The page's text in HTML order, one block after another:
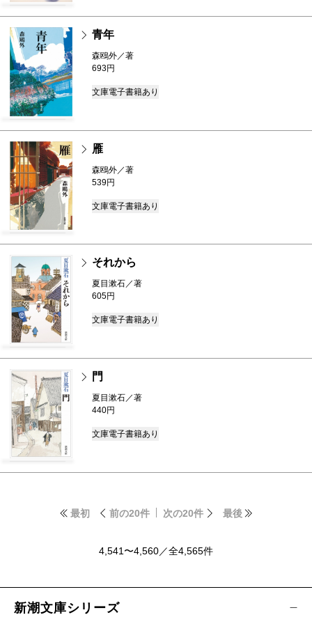
青年
森鴎外／著
693円
文庫電子書籍あり
雁
森鴎外／著
539円
文庫電子書籍あり
それから
夏目漱石／著
605円
文庫電子書籍あり
門
夏目漱石／著
440円
文庫電子書籍あり
最初 前の20件 次の20件 最後
4,541〜4,560／全4,565件
新潮文庫シリーズ